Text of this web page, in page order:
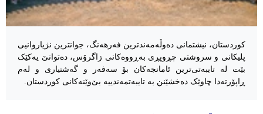
کوردستان، نیشتمانی دەوڵەمەندترین فەرهەنگ، جوانترین نژیاروانیی
پلیکانی و سروشتی چڕوپڕی بەڕووەکانی زاگرۆس، دەتوانێ یەکێک
بێت لە تایبەتی‌ترین ئامانجەکان بۆ سەفەر و گەشتیاری و لەم
ڕاپۆرتەدا چاوێک دەخشێنن بە تایبەتمەندییە بێ‌وێنەکانی کوردستان.